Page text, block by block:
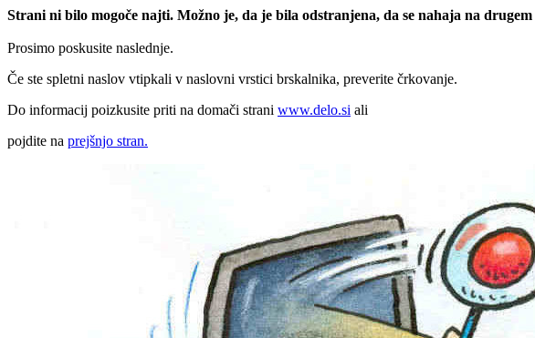
Strani ni bilo mogoče najti. Možno je, da je bila odstranjena, da se nahaja na
Prosimo poskusite naslednje.
Če ste spletni naslov vtipkali v naslovni vrstici brskalnika, preverite črkovanje.
Do informacij poizkusite priti na domači strani www.delo.si ali
pojdite na prejšnjo stran.